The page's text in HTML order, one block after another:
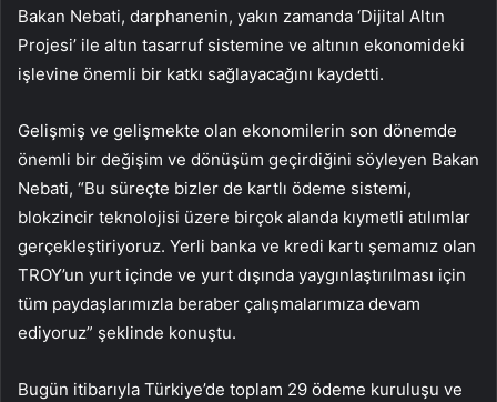
Bakan Nebati, darphanenin, yakın zamanda ‘Dijital Altın
Projesi’ ile altın tasarruf sistemine ve altının ekonomideki
işlevine önemli bir katkı sağlayacağını kaydetti.
Gelişmiş ve gelişmekte olan ekonomilerin son dönemde
önemli bir değişim ve dönüşüm geçirdiğini söyleyen Bakan
Nebati, “Bu süreçte bizler de kartlı ödeme sistemi,
blokzincir teknolojisi üzere birçok alanda kıymetli atılımlar
gerçekleştiriyoruz. Yerli banka ve kredi kartı şemamız olan
TROY’un yurt içinde ve yurt dışında yaygınlaştırılması için
tüm paydaşlarımızla beraber çalışmalarımıza devam
ediyoruz” şeklinde konuştu.
Bugün itibarıyla Türkiye’de toplam 29 ödeme kuruluşu ve